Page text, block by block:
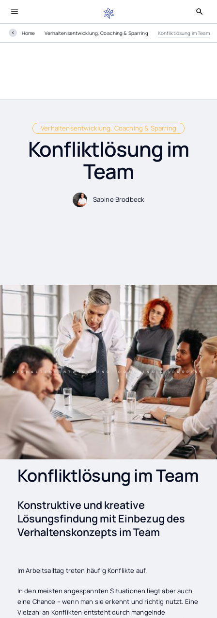
Home Verhaltensentwicklung, Coaching & Sparring Konfliktlösung im Team
Verhaltensentwicklung, Coaching & Sparring
Konfliktlösung im
Team
Sabine Brodbeck
VERHALTENSENTWICKLUNG, COACHING & SPARRING
Konfliktlösung im Team
Konstruktive und kreative
Lösungsfindung mit Einbezug des
Verhaltenskonzepts im Team
Im Arbeitsalltag treten häufig Konflikte auf.
In den meisten angespannten Situationen liegt aber auch
eine Chance – wenn man sie erkennt und richtig nutzt. Eine
Vielzahl an Konflikten entsteht durch mangelnde